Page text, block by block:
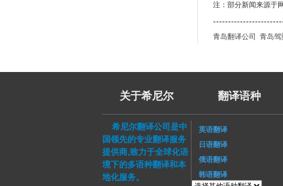
注：部分新闻来源于
青岛翻译公司 青岛驾
关于希尼尔 翻译语种
希尼尔翻译公司是中
国领先的专业翻译服务
提供商,致力于全球化语
境下的多语种翻译和本
地化服务。
英语翻译
日语翻译
俄语翻译
韩语翻译